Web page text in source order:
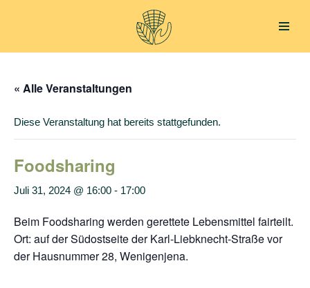
Inhalt
« Alle Veranstaltungen
Diese Veranstaltung hat bereits stattgefunden.
Foodsharing
Juli 31, 2024 @ 16:00 - 17:00
Beim Foodsharing werden gerettete Lebensmittel fairteilt.
Ort: auf der Südostseite der Karl-Liebknecht-Straße vor
der Hausnummer 28, Wenigenjena.